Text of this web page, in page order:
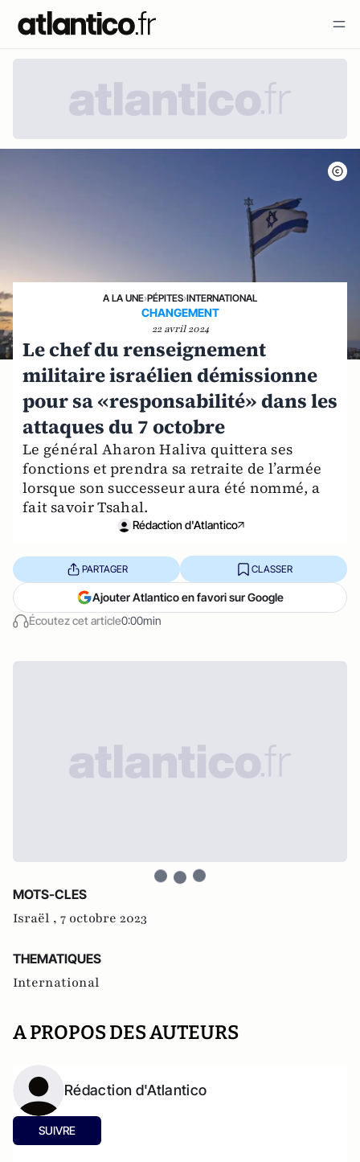
A LA UNE›PÉPITES›INTERNATIONAL
CHANGEMENT
22 avril 2024
Le chef du renseignement
militaire israélien démissionne
pour sa «responsabilité» dans les
attaques du 7 octobre
Le général Aharon Haliva quittera ses
fonctions et prendra sa retraite de l’armée
lorsque son successeur aura été nommé, a
fait savoir Tsahal.
Rédaction d'Atlantico
Écoutez cet article0:00min
PARTAGER CLASSER
Ajouter Atlantico en favori sur Google
MOTS-CLES
Israël , 7 octobre 2023
THEMATIQUES
International
A PROPOS DES AUTEURS
Rédaction d'Atlantico
SUIVRE